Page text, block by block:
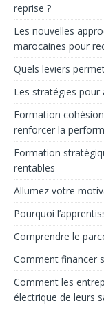
reprise ?
Les nouvelles
marocaines pour
Quels leviers
Les stratégies pour
Formation
renforcer la
Formation
rentables
Allumez votre
Pourquoi
Comprendre le
Comment financer
Comment les
électrique de leurs